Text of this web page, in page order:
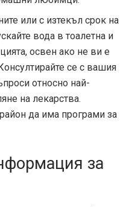
или с изтекъл срок на
вода в тоалетна и
освен ако не ви е
се с вашия
относно най-
на лекарства.
да има програми за
за